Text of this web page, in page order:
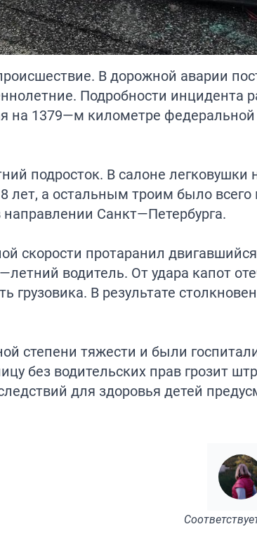
В дорожной аварии
Подробности инцидента
на 1379—м километре
подросток. В салоне легковушки
лет, а остальным троим было всего
Санкт—Петербурга.
скорости протаранил
водитель. От удара капот
В результате
степени тяжести и были
без водительских прав грозит
для здоровья детей